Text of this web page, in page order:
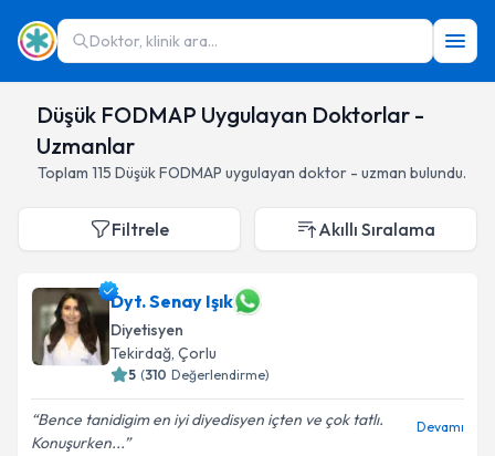
Doktor, klinik ara...
Düşük FODMAP Uygulayan Doktorlar -
Uzmanlar
Toplam 115 Düşük FODMAP uygulayan doktor - uzman bulundu.
Filtrele Akıllı Sıralama
Dyt. Senay Işık
Diyetisyen
Tekirdağ, Çorlu
5 (310 Değerlendirme)
Bence tanidigim en iyi diyedisyen içten ve çok tatlı.
Konuşurken...
Devamı